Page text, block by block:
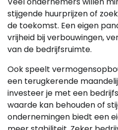
stijgende huurprijzen of
de toekomst. Een eigen
vrijheid bij verbouwingen,
van de bedrijfsruimte.
Ook speelt
een terugkerende
investeer je met een
waarde kan behouden of
ondernemingen biedt een